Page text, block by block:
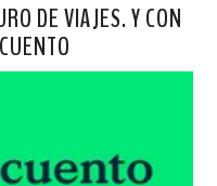
DE VIAJES. Y CON